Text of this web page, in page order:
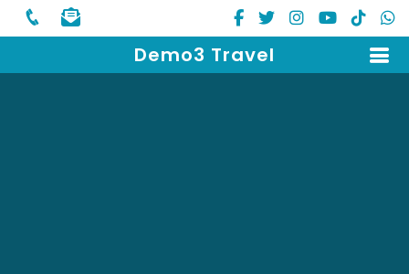
Demo3 Travel